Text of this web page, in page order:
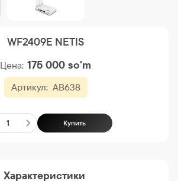
WF2409E NETIS
Артикул: AB638
Цена: 175 000 so'm
Купить
Характеристики